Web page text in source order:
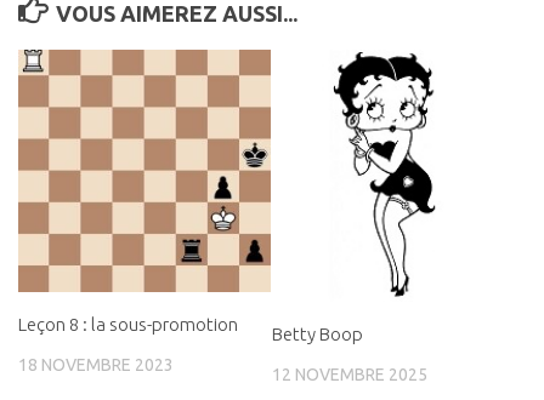
VOUS AIMEREZ AUSSI...
Leçon 8 : la sous-promotion
18 NOVEMBRE 2023
Betty Boop
12 NOVEMBRE 2025